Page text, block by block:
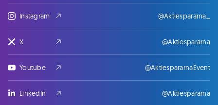
Instagram @Aktiespararna_
X @Aktiespararna
Youtube @AktiespararnaEvent
LinkedIn @Aktiespararna